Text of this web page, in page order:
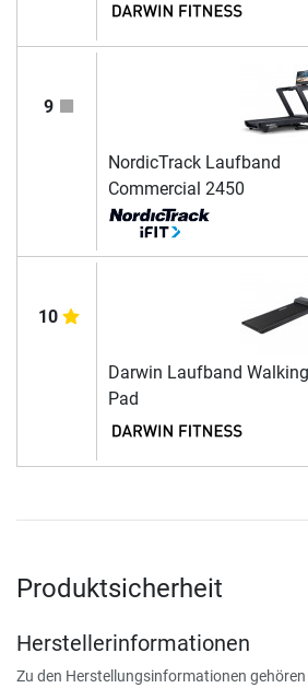
9
NordicTrack Laufband
Commercial 2450
10
Darwin Laufband Walking
Pad
Produktsicherheit
Herstellerinformationen
Zu den Herstellungsinformationen gehören